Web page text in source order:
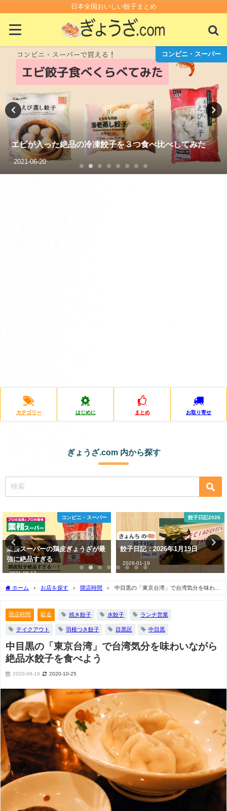
日本全国おいしい餃子まとめ
コンビニ・スーパー
スーパーの生餃子が100円で最強においしいって知って
る？
2021-01-14
カテゴリー はじめに まとめ お取り寄せ
ぎょうざ.com 内から探す
餃子日記2026
餃子日記：2026年1月19日
2026-01-19
餃子日記2026
餃子日記：2026年3月27日
2026-03-27
ホーム お店を探す 開店時間
中目黒の「東京台湾」で台湾気分を味わい
開店時間 駅名 焼き餃子 水餃子 ランチ営業
テイクアウト 羽根つき餃子 目黒区 中目黒
中目黒の「東京台湾」で台湾気分を味わいながら
絶品水餃子を食べよう
2020-09-19 2020-10-25